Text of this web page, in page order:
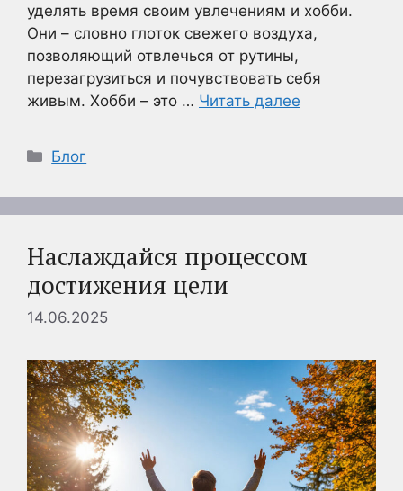
уделять время своим увлечениям и хобби.
Они – словно глоток свежего воздуха,
позволяющий отвлечься от рутины,
перезагрузиться и почувствовать себя
живым. Хобби – это … Читать далее
Рубрики
Блог
Наслаждайся процессом
достижения цели
14.06.2025